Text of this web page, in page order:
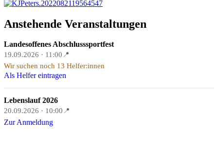
Anstehende Veranstaltungen
Landesoffenes Abschlusssportfest
19.09.2026 · 11:00 📍
Wir suchen noch 13 Helfer:innen
Als Helfer eintragen
Lebenslauf 2026
20.09.2026 · 10:00 📍
Zur Anmeldung